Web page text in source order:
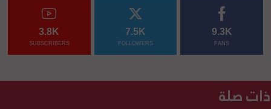
9.3K
FANS
7.5K
FOLLOWERS
3.8K
SUBSCRIBERS
ذات صلة